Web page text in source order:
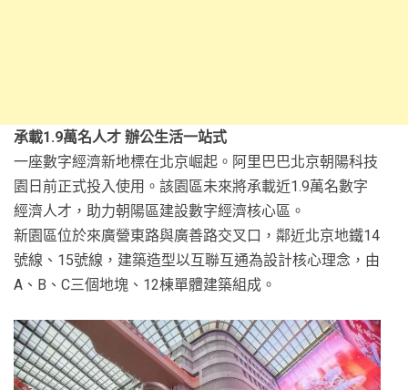
承載1.9萬名人才 辦公生活一站式
一座數字經濟新地標在北京崛起。阿里巴巴北京朝陽科技
園日前正式投入使用。該園區未來將承載近1.9萬名數字
經濟人才，助力朝陽區建設數字經濟核心區。
新園區位於來廣營東路與廣善路交叉口，鄰近北京地鐵14
號線、15號線，建築造型以互聯互通為設計核心理念，由
A、B、C三個地塊、12棟單體建築組成。